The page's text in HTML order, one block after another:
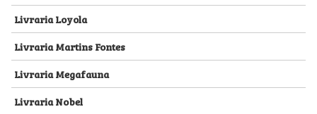
Livraria Loyola
Livraria Martins Fontes
Livraria Megafauna
Livraria Nobel